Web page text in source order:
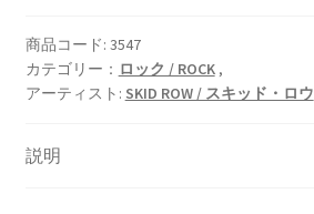
個
商品コード: 3547
カテゴリー： ロック / ROCK,
アーティスト: SKID ROW / スキッド・ロウ
説明